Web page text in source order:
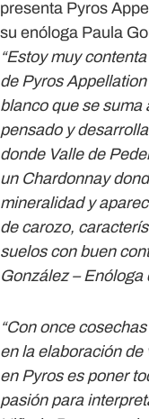
presenta Pyros
su enóloga Paula
“Estoy muy
de Pyros
blanco que se suma
pensado y
donde Valle de
un Chardonnay
mineralidad y
de carozo,
suelos con buen
González – Enóloga
“Con once
en la elaboración
en Pyros es poner
pasión para